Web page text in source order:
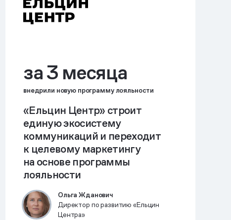
за 3 месяца
внедрили новую программу лояльности
«Ельцин Центр» строит
единую экосистему
коммуникаций и переходит
к целевому маркетингу
на основе программы
лояльности
Ольга Жданович
Директор по развитию «Ельцин
Центра»